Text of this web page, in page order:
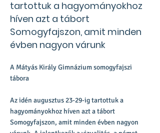
tartottuk a hagyományokhoz
híven azt a tábort
Somogyfajszon, amit minden
évben nagyon várunk
A Mátyás Király Gimnázium somogyfajszi
tábora
Az idén augusztus 23-29-ig tartottuk a
hagyományokhoz híven azt a tábort
Somogyfajszon, amit minden évben nagyon